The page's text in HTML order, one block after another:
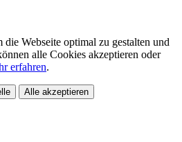
Webseite optimal zu gestalten und
alle Cookies akzeptieren oder
erfahren.
Alle akzeptieren